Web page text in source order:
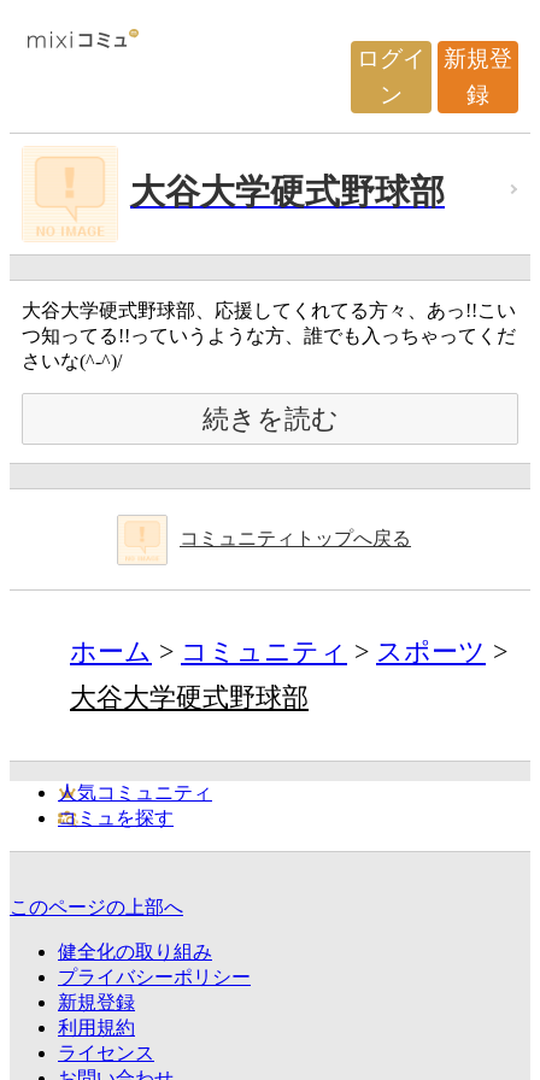
ログイ
ン
新規登
録
大谷大学硬式野球部
大谷大学硬式野球部、応援してくれてる方々、あっ!!こい
つ知ってる!!っていうような方、誰でも入っちゃってくだ
さいな(^-^)/
続きを読む
コミュニティトップへ戻る
ホーム コミュニティ
スポーツ
大谷大学硬式野球部
人気コミュニティ
コミュを探す
このページの上部へ
健全化の取り組み
プライバシーポリシー
新規登録
利用規約
ライセンス